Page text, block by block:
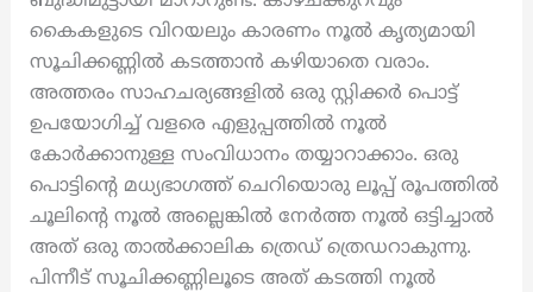
കൈകളുടെ വിറയലും കാരണം നൂൽ കൃത്യമായി
സൂചിക്കണ്ണിൽ കടത്താൻ കഴിയാതെ വരാം.
അത്തരം സാഹചര്യങ്ങളിൽ ഒരു സ്റ്റിക്കർ പൊട്ട്
ഉപയോഗിച്ച് വളരെ എളുപ്പത്തിൽ നൂൽ
കോർക്കാനുള്ള സംവിധാനം തയ്യാറാക്കാം. ഒരു
പൊട്ടിന്റെ മധ്യഭാഗത്ത് ചെറിയൊരു ലൂപ്പ് രൂപത്തിൽ
ചൂലിന്റെ നൂൽ അല്ലെങ്കിൽ നേർത്ത നൂൽ ഒട്ടിച്ചാൽ
അത് ഒരു താൽക്കാലിക ത്രെഡ് ത്രെഡറാകുന്നു.
പിന്നീട് സൂചിക്കണ്ണിലൂടെ അത് കടത്തി നൂൽ